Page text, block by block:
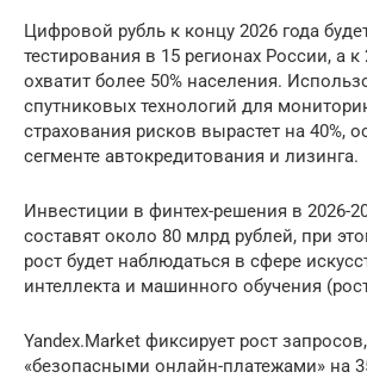
Цифровой рубль к концу 2026 года
тестирования в 15 регионах России, а к
охватит более 50% населения.
спутниковых технологий для
страхования рисков вырастет на 40%,
сегменте автокредитования и лизинга.
Инвестиции в финтех-решения в 2026-
составят около 80 млрд рублей, при
рост будет наблюдаться в сфере
интеллекта и машинного обучения
Yandex.Market фиксирует рост
«безопасными онлайн-платежами» на